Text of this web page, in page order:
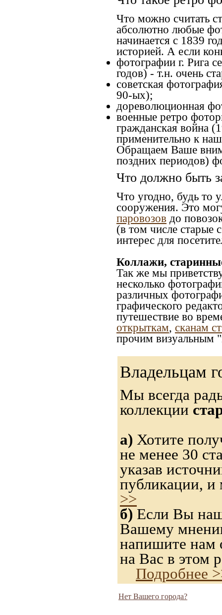
Что можно считать
абсолютно любые
начинается с 1839
историей. А если
фотографии г. Рига
годов) - т.н. очень
советская
90-ых);
дореволюционная
военные ретро
гражданская война
применительно к
Обращаем Ваше
поздних периодов)
Что должно быть
Что угодно, будь то
сооружения. Это
паровозов до
(в том числе старые
интерес для
Коллажи,
Так же мы
несколько
различных
графического
путешествие во
открыткам, сканам
прочим визуальным
Владельцам
Мы всегда
коллекции
а) Хотите
не менее 30
указав
публикации,
>>
б) Если Вы
Вашему
напишите нам
на Вас в этом
Подробнее
Нет Вашего города?